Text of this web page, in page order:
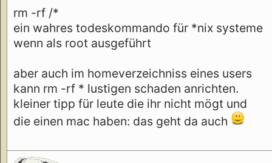
rm -rf /*
ein wahres todeskommando für *nix systeme
wenn als root ausgeführt
aber auch im homeverzeichniss eines users
kann rm -rf * lustigen schaden anrichten.
kleiner tipp für leute die ihr nicht mögt und
die einen mac haben: das geht da auch